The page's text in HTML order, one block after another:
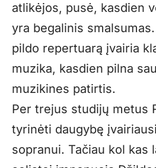
atlikėjos, pusė, kasdien
yra begalinis
pildo repertuarą įvairia
muzika, kasdien pilna
muzikines patirtis.
Per trejus studijų metus
tyrinėti daugybę
sopranui. Tačiau kol kas